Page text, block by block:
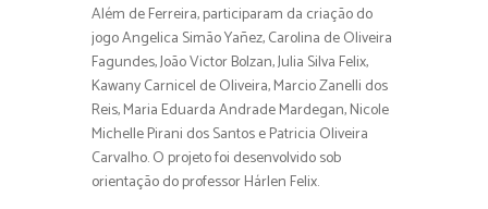
Além de Ferreira, participaram da criação do
jogo Angelica Simão Yañez, Carolina de Oliveira
Fagundes, João Victor Bolzan, Julia Silva Felix,
Kawany Carnicel de Oliveira, Marcio Zanelli dos
Reis, Maria Eduarda Andrade Mardegan, Nicole
Michelle Pirani dos Santos e Patricia Oliveira
Carvalho. O projeto foi desenvolvido sob
orientação do professor Hárlen Felix.